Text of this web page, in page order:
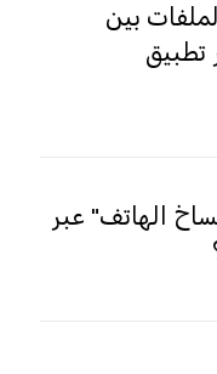
بين
تطبيق
الهاتف" عبر